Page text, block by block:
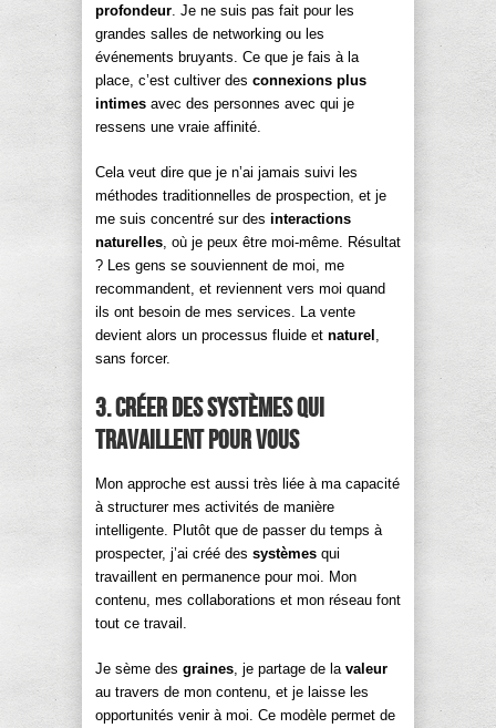
profondeur. Je ne suis pas fait pour les
grandes salles de networking ou les
événements bruyants. Ce que je fais à la
place, c’est cultiver des connexions plus
intimes avec des personnes avec qui je
ressens une vraie affinité.
Cela veut dire que je n’ai jamais suivi les
méthodes traditionnelles de prospection, et je
me suis concentré sur des interactions
naturelles, où je peux être moi-même. Résultat
? Les gens se souviennent de moi, me
recommandent, et reviennent vers moi quand
ils ont besoin de mes services. La vente
devient alors un processus fluide et naturel ,
sans forcer.
3. Créer des systèmes qui
travaillent pour vous
Mon approche est aussi très liée à ma capacité
à structurer mes activités de manière
intelligente. Plutôt que de passer du temps à
prospecter, j’ai créé des systèmes qui
travaillent en permanence pour moi. Mon
contenu, mes collaborations et mon réseau font
tout ce travail.
Je sème des graines, je partage de la valeur
au travers de mon contenu, et je laisse les
opportunités venir à moi. Ce modèle permet de